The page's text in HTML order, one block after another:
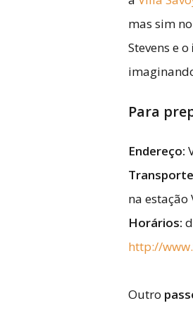
mas sim
Stevens e o
Para
Endereço:
na
Horários:
http://
Outro